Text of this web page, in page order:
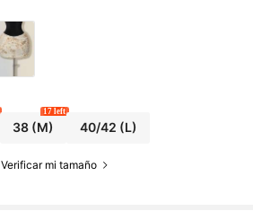
38(M)
17 left
40/42 (L)
Verificar mi tamaño